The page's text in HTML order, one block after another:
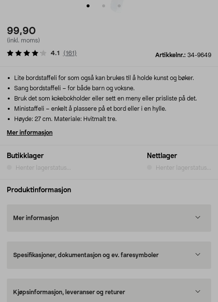
99,90
(inkl. moms)
Artikkelnr.: 34-9649
4.1 (161 )
Butikklager
Henter lagerstatus...
Nettlager
Henter lagerstatus...
Lite bordstaffeli for som også kan brukes til å holde kunst og bøker.
Sang bordstaffeli – for både barn og voksne.
Bruk det som kokebokholder eller sett en meny eller prisliste på det.
Ministaffeli – enkelt å plassere på et bord eller i en hylle.
Høyde: 27 cm. Materiale: Hvitmalt tre.
Mer informasjon
Produktinformasjon
Mer informasjon
Spesifikasjoner, dokumentasjon og ev. faresymboler
Kjøpsinformasjon, leveranser og returer